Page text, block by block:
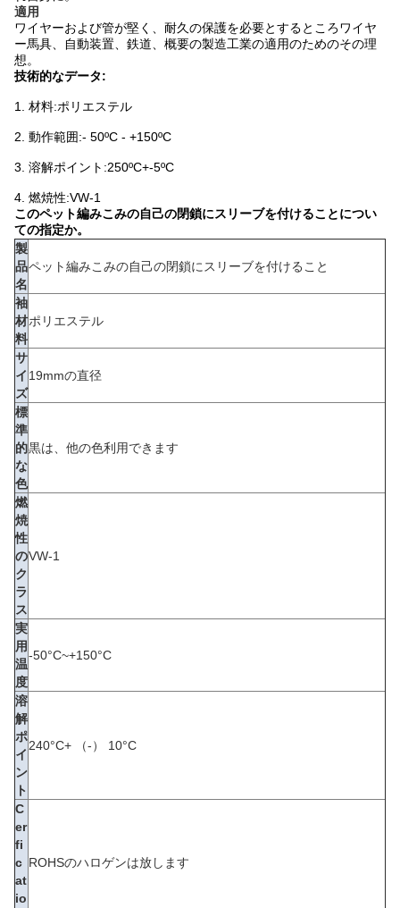
適用
ワイヤーおよび管が堅く、耐久の保護を必要とするところワイヤ
ー馬具、自動装置、鉄道、概要の製造工業の適用のためのその理
想。
技術的なデータ:
1. 材料:ポリエステル
2. 動作範囲:- 50ºC - +150ºC
3. 溶解ポイント:250ºC+-5ºC
4. 燃焼性:VW-1
このペット編みこみの自己の閉鎖にスリーブを付けることについ
ての指定か。
製
品
名
ペット編みこみの自己の閉鎖にスリーブを付けること
袖
材
料
ポリエステル
サ
イ
ズ
19mmの直径
標
準
的
な
色
黒は、他の色利用できます
燃
焼
性
の
ク
ラ
ス
VW-1
実
用
温
度
-50°C~+150°C
溶
解
ポ
イ
ン
ト
240°C+ （-） 10°C
C
er
fi
c
at
io
ROHSのハロゲンは放します